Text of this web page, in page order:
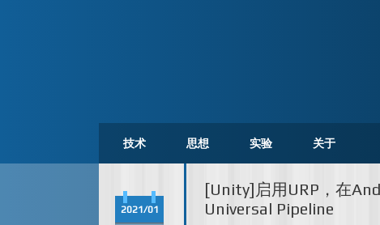
技术 思想 实验 关于
[Unity]启用URP，在
Universal Pipeline
2021/01